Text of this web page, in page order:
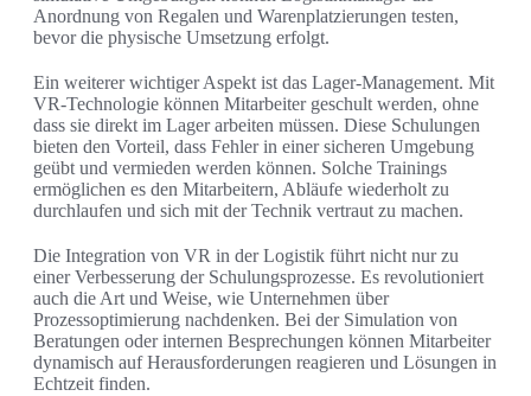
Anordnung von Regalen und Warenplatzierungen testen,
bevor die physische Umsetzung erfolgt.
Ein weiterer wichtiger Aspekt ist das Lager-Management. Mit
VR-Technologie können Mitarbeiter geschult werden, ohne
dass sie direkt im Lager arbeiten müssen. Diese Schulungen
bieten den Vorteil, dass Fehler in einer sicheren Umgebung
geübt und vermieden werden können. Solche Trainings
ermöglichen es den Mitarbeitern, Abläufe wiederholt zu
durchlaufen und sich mit der Technik vertraut zu machen.
Die Integration von VR in der Logistik führt nicht nur zu
einer Verbesserung der Schulungsprozesse. Es revolutioniert
auch die Art und Weise, wie Unternehmen über
Prozessoptimierung nachdenken. Bei der Simulation von
Beratungen oder internen Besprechungen können Mitarbeiter
dynamisch auf Herausforderungen reagieren und Lösungen in
Echtzeit finden.